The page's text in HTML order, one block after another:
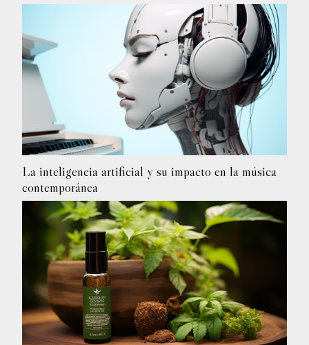
La inteligencia artificial y su impacto en la música
contemporánea